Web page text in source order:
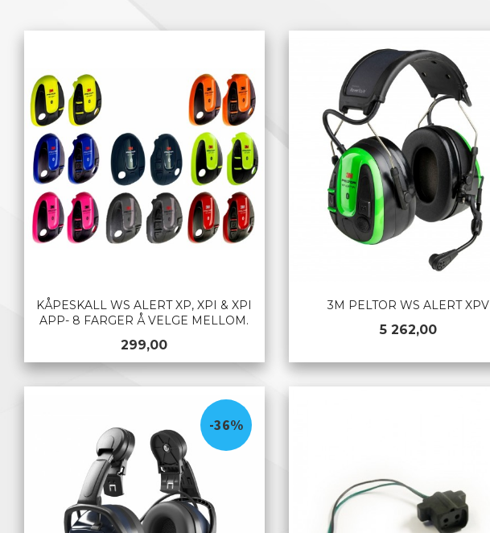
KÅPESKALL WS ALERT XP, XPI & XPI
APP- 8 FARGER Å VELGE MELLOM.
Pris
299,00
3M PELTOR WS ALERT XPV
Pris
5 262,00
-36%